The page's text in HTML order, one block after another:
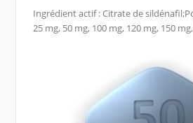
Ingrédient actif : Citrate de
25 mg, 50 mg, 100 mg, 120 mg, 150